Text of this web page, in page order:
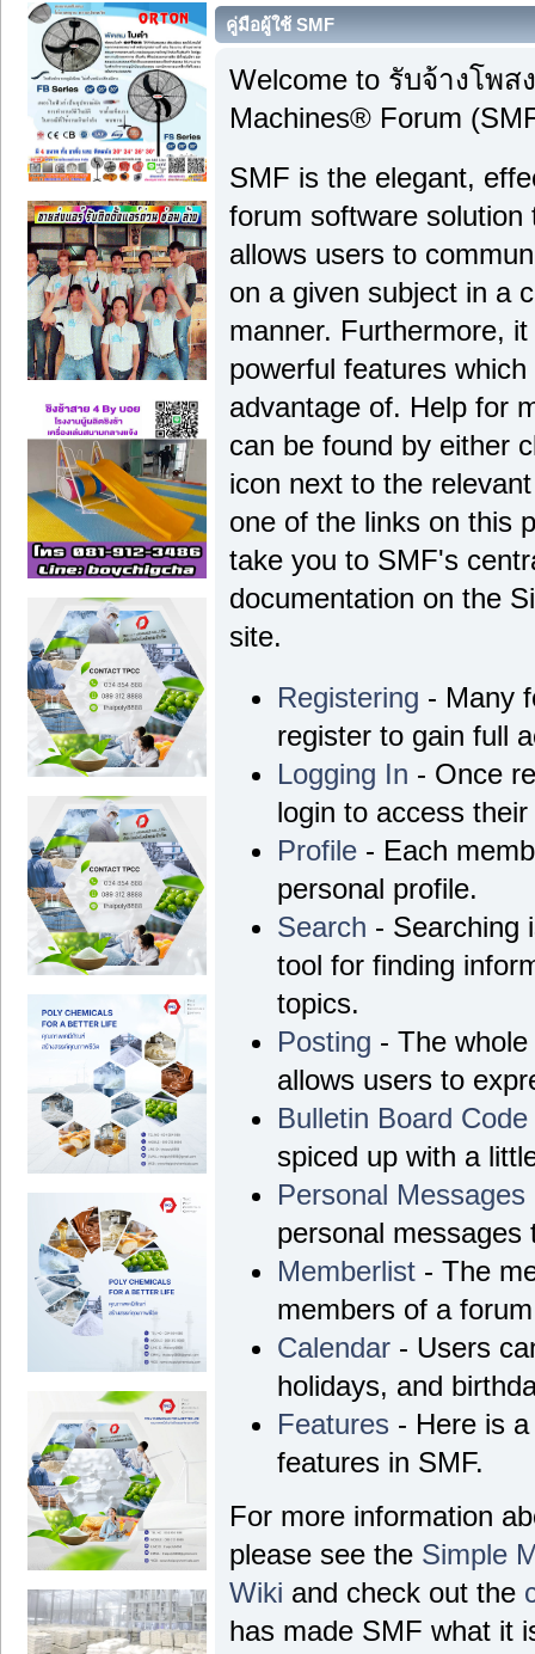
คู่มือผู้ใช้ SMF
Welcome to รับจ้างโพส
Machines® Forum
SMF is the elegant,
forum software
allows users to
on a given subject in a
manner. Furthermore,
powerful features
advantage of. Help for
can be found by either
icon next to the
one of the links on this
take you to SMF's
documentation on the
site.
Registering - Many
register to gain full
Logging In - Once
login to access
Profile - Each
personal profile.
Search - Searching
tool for finding
topics.
Posting - The
allows users to
Bulletin Board
spiced up with a
Personal Messages
personal messages
Memberlist - The
members of a
Calendar - Users
holidays, and
Features - Here is
features in SMF.
For more information
please see the Simple
Wiki and check out the
has made SMF what it